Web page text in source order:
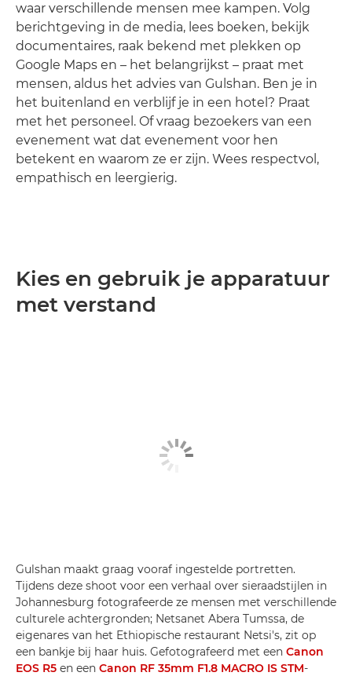
waar verschillende mensen mee kampen. Volg
berichtgeving in de media, lees boeken, bekijk
documentaires, raak bekend met plekken op
Google Maps en – het belangrijkst – praat met
mensen, aldus het advies van Gulshan. Ben je in
het buitenland en verblijf je in een hotel? Praat
met het personeel. Of vraag bezoekers van een
evenement wat dat evenement voor hen
betekent en waarom ze er zijn. Wees respectvol,
empathisch en leergierig.
Kies en gebruik je apparatuur
met verstand
Gulshan maakt graag vooraf ingestelde portretten.
Tijdens deze shoot voor een verhaal over sieraadstijlen in
Johannesburg fotografeerde ze mensen met verschillende
culturele achtergronden; Netsanet Abera Tumssa, de
eigenares van het Ethiopische restaurant Netsi's, zit op
een bankje bij haar huis. Gefotografeerd met een Canon
EOS R5 en een Canon RF 35mm F1.8 MACRO IS STM-